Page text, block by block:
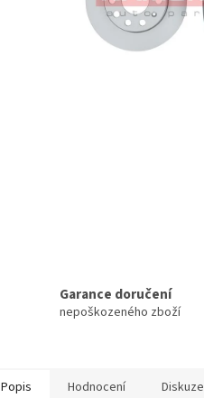
Garance doručení
nepoškozeného zboží
Popis Hodnocení Diskuze